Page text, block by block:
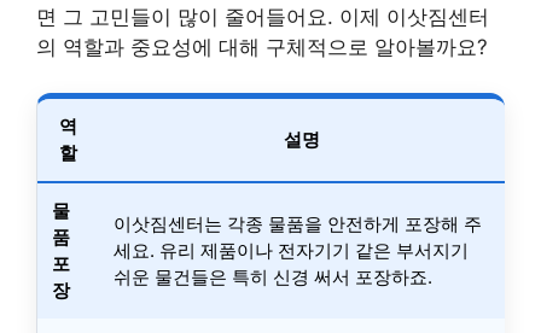
면 그 고민들이 많이 줄어들어요. 이제 이삿짐센터
의 역할과 중요성에 대해 구체적으로 알아볼까요?
역
할
설명
물
품
포
장
이삿짐센터는 각종 물품을 안전하게 포장해 주
세요. 유리 제품이나 전자기기 같은 부서지기
쉬운 물건들은 특히 신경 써서 포장하죠.